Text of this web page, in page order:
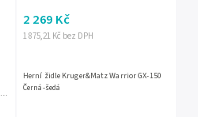
1 875,21 Kč bez DPH
2 269 Kč
Herní židle Kruger&Matz Warrior GX-150
Černá-šedá